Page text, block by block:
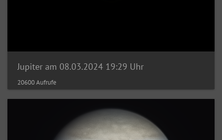
Jupiter am 08.03.2024 19:29 Uhr
20600 Aufrufe